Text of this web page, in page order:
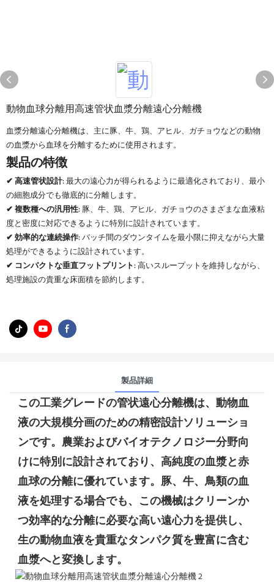
動物血球分離用高速管状血漿分離遠心分離機
血漿分離遠心分離機は、主に豚、牛、鶏、アヒル、ガチョウなどの動物
の血漿から血球を分離するために使用されます。
製品の特徴
✔ 高速管状設計: 最大の遠心力が得られるように最適化されており、最小
の細胞成分でも徹底的に分離します。
✔ 複数種への汎用性: 豚、牛、鶏、アヒル、ガチョウのさまざまな血液粘
度と密度に対応できるように特別に設計されています。
✔ 効率的な連続操作: バッチ間のダウンタイムを最小限に抑えながら大量
処理ができるように設計されています。
✔ コンパクトな垂直フットプリント: 高いスループットを維持しながら、
処理施設の貴重な床面積を節約します。
製品詳細
この工業グレードの管状遠心分離機は、動物血
液の大規模分画のための精密設計ソリューショ
ンです。農業およびバイオテクノロジー分野向
けに特別に設計されており、高純度の血漿と赤
血球の分離に優れています。豚、牛、鳥類の血
液を処理する場合でも、この機械はクリーンか
つ効率的な分離に必要な高い遠心力を提供し、
生の動物血液を貴重なタンパク質を豊富に含む
血漿へと変換します。